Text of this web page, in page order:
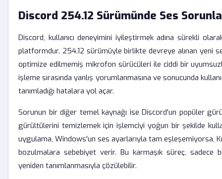
Discord 254.12 Sürümünde Ses
Discord, kullanıcı deneyimini iyileştirmek adına sürekli
platformdur. 254.12 sürümüyle birlikte devreye alınan yeni
optimize edilmemiş mikrofon sürücüleri ile ciddi bir
işleme sırasında yanlış yorumlanmasına ve sonucunda
tanımladığı hatalara yol açar.
Sorunun bir diğer temel kaynağı ise Discord'un popüler
gürültülerini temizlemek için işlemciyi yoğun bir şekilde
uygulama, Windows'un ses ayarlarıyla tam eşleşemiyorsa,
bozulmalara sebebiyet verir. Bu karmaşık süreç,
yeniden tanımlanmasıyla çözülebilir.